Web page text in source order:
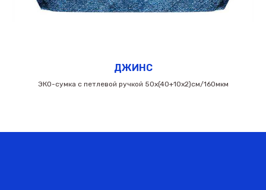
ДЖИНС
ЭКО-сумка c петлевой ручкой 50х(40+10х2)см/160мкм